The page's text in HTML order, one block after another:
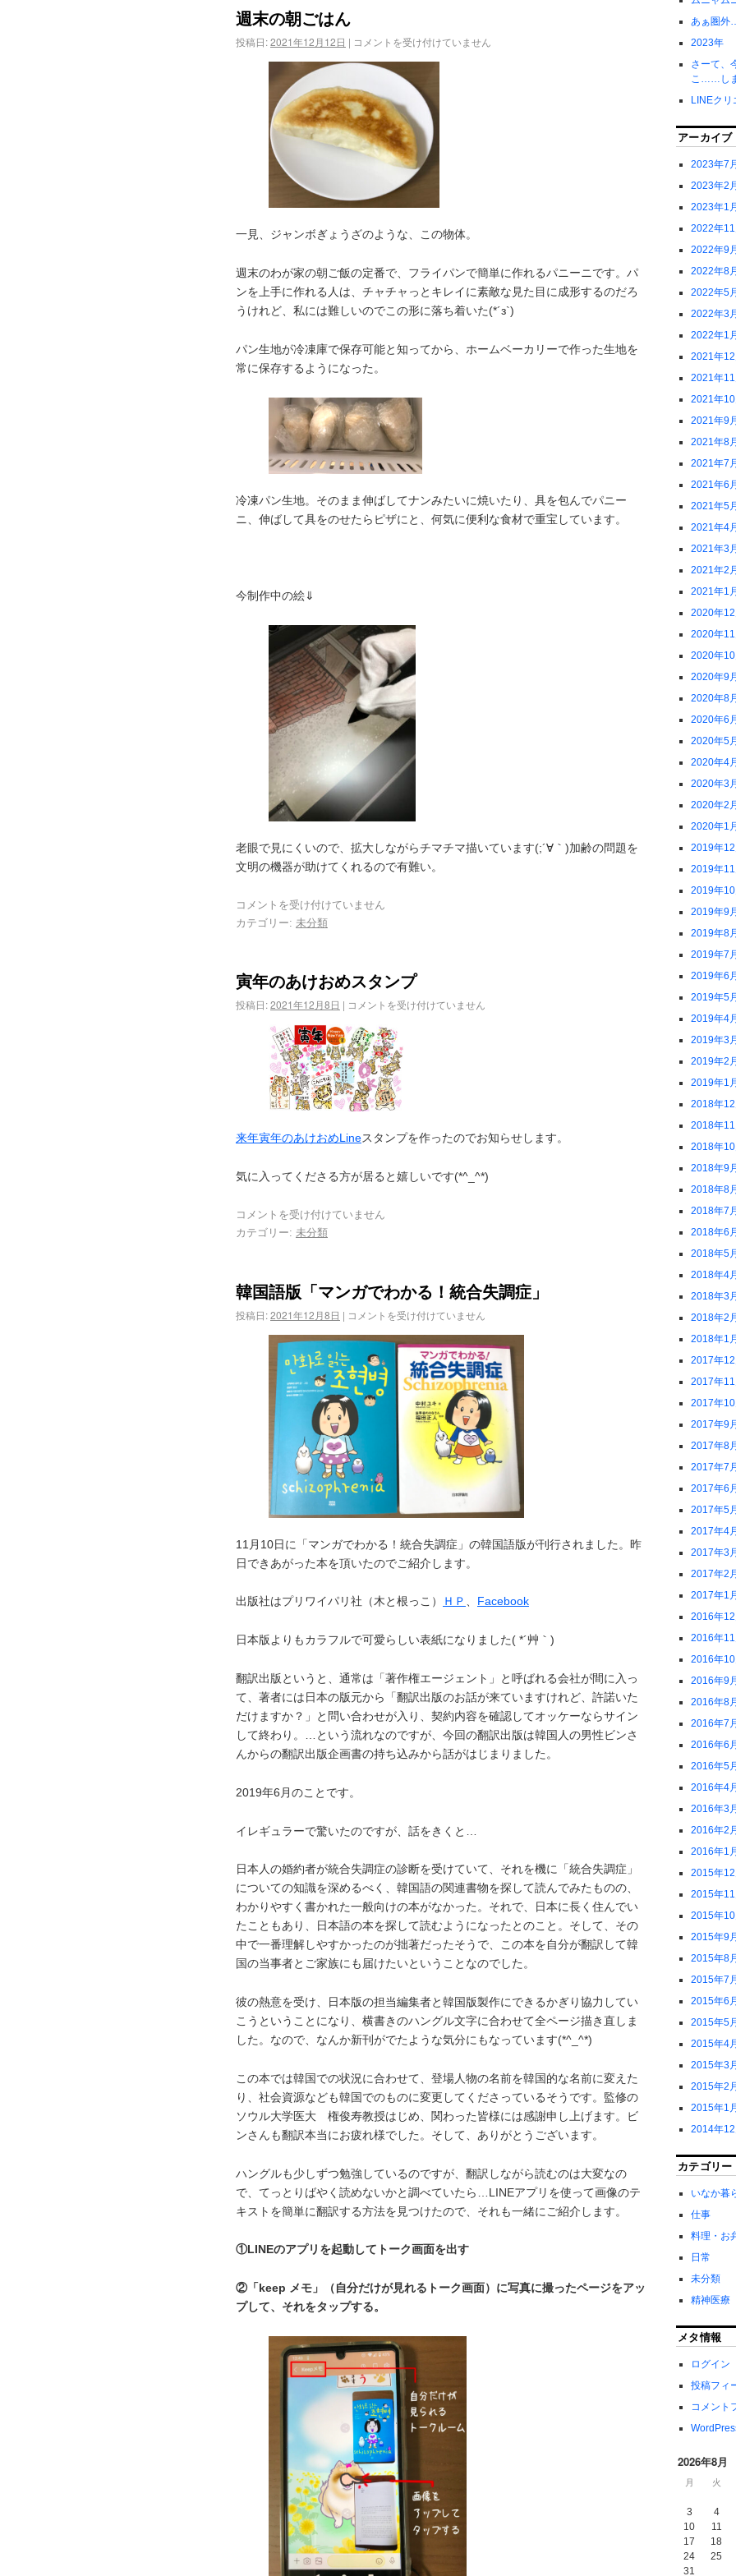
週末の朝ごはん
投稿日:2021年12月12日 | コメントを受け付けていません
一見、ジャンボぎょうざのような、この物体。
週末のわが家の朝ご飯の定番で、フライパンで簡単に作れるパニーニです。パ
ンを上手に作れる人は、チャチャっとキレイに素敵な見た目に成形するのだろ
うけれど、私には難しいのでこの形に落ち着いた(*´з`)
パン生地が冷凍庫で保存可能と知ってから、ホームベーカリーで作った生地を
常に保存するようになった。
冷凍パン生地。そのまま伸ばしてナンみたいに焼いたり、具を包んでパニー
ニ、伸ばして具をのせたらピザにと、何気に便利な食材で重宝しています。
今制作中の絵⇓
老眼で見にくいので、拡大しながらチマチマ描いています(;´∀｀)加齢の問題を
文明の機器が助けてくれるので有難い。
コメントを受け付けていません
カテゴリー: 未分類
寅年のあけおめスタンプ
投稿日:2021年12月8日 | コメントを受け付けていません
来年寅年のあけおめLineスタンプを作ったのでお知らせします。
気に入ってくださる方が居ると嬉しいです(*^_^*)
コメントを受け付けていません
カテゴリー: 未分類
韓国語版「マンガでわかる！統合失調症」
投稿日:2021年12月8日 | コメントを受け付けていません
11月10日に「マンガでわかる！統合失調症」の韓国語版が刊行されました。昨
日できあがった本を頂いたのでご紹介します。
出版社はプリワイパリ社（木と根っこ） ＨＰ 、 Facebook
日本版よりもカラフルで可愛らしい表紙になりました( *´艸｀)
翻訳出版というと、通常は「著作権エージェント」と呼ばれる会社が間に入っ
て、著者には日本の版元から「翻訳出版のお話が来ていますけれど、許諾いた
だけますか？」と問い合わせが入り、契約内容を確認してオッケーならサイン
して終わり。…という流れなのですが、今回の翻訳出版は韓国人の男性ビンさ
んからの翻訳出版企画書の持ち込みから話がはじまりました。
2019年6月のことです。
イレギュラーで驚いたのですが、話をきくと…
日本人の婚約者が統合失調症の診断を受けていて、それを機に「統合失調症」
についての知識を深めるべく、韓国語の関連書物を探して読んでみたものの、
わかりやすく書かれた一般向けの本がなかった。それで、日本に長く住んでい
たこともあり、日本語の本を探して読むようになったとのこと。そして、その
中で一番理解しやすかったのが拙著だったそうで、この本を自分が翻訳して韓
国の当事者とご家族にも届けたいということなのでした。
彼の熱意を受け、日本版の担当編集者と韓国版製作にできるかぎり協力してい
こうということになり、横書きのハングル文字に合わせて全ページ描き直しま
した。なので、なんか新刊がでたような気分にもなっています(*^_^*)
この本では韓国での状況に合わせて、登場人物の名前を韓国的な名前に変えた
り、社会資源なども韓国でのものに変更してくださっているそうです。監修の
ソウル大学医大 権俊寿教授はじめ、関わった皆様には感謝申し上げます。ビ
ンさんも翻訳本当にお疲れ様でした。そして、ありがとうございます。
ハングルも少しずつ勉強しているのですが、翻訳しながら読むのは大変なの
で、てっとりばやく読めないかと調べていたら…LINEアプリを使って画像のテ
キストを簡単に翻訳する方法を見つけたので、それも一緒にご紹介します。
①LINEのアプリを起動してトーク画面を出す
②「keep メモ」（自分だけが見れるトーク画面）に写真に撮ったページをアッ
プして、それをタップする。
あぁ圏
2023年
さーて、
こ……し
LINEク
アーカイブ
2023年7月
2023年2月
2023年1月
2022年11
2022年9月
2022年8月
2022年5月
2022年3月
2022年1月
2021年12
2021年11
2021年10
2021年9月
2021年8月
2021年7月
2021年6月
2021年5月
2021年4月
2021年3月
2021年2月
2021年1月
2020年12
2020年11
2020年10
2020年9月
2020年8月
2020年6月
2020年5月
2020年4月
2020年3月
2020年2月
2020年1月
2019年12
2019年11
2019年10
2019年9月
2019年8月
2019年7月
2019年6月
2019年5月
2019年4月
2019年3月
2019年2月
2019年1月
2018年12
2018年11
2018年10
2018年9月
2018年8月
2018年7月
2018年6月
2018年5月
2018年4月
2018年3月
2018年2月
2018年1月
2017年12
2017年11
2017年10
2017年9月
2017年8月
2017年7月
2017年6月
2017年5月
2017年4月
2017年3月
2017年2月
2017年1月
2016年12
2016年11
2016年10
2016年9月
2016年8月
2016年7月
2016年6月
2016年5月
2016年4月
2016年3月
2016年2月
2016年1月
2015年12
2015年11
2015年10
2015年9月
2015年8月
2015年7月
2015年6月
2015年5月
2015年4月
2015年3月
2015年2月
2015年1月
2014年12
カテゴリー
いなか暮
仕事
料理・お
日常
未分類
精神医療
メタ情報
ログイン
投稿フィ
コメント
2026年8月
月 火
3
4
10
11
17
18
24
25
31